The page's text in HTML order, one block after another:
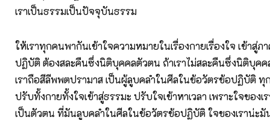
เราเป็นธรรมเป็นปัจจุบันธรรม
ให้เราทุกคนพากันเข้าใจความหมายในเรื่องกายเรื่องใจ เข้าสู่
ปฏิบัติ ต้องสละคืนซึ่งนิติบุคคลตัวตน ถ้าเราไม่สละคืนซึ่งนิติบุค
เราถือสีลีพพตปรามาส เป็นผู้ลูบคลำในศีลในข้อวัตรข้อปฏิบัติ
ปรับทั้งกายทั้งใจเข้าสู่ธรรมะ ปรับใจเข้าหาเวลา เพราะใจของ
เป็นตัวตน ที่มันลูบคลำในศีลในข้อวัตรข้อปฏิบัติ ใจของเราน่ะมั